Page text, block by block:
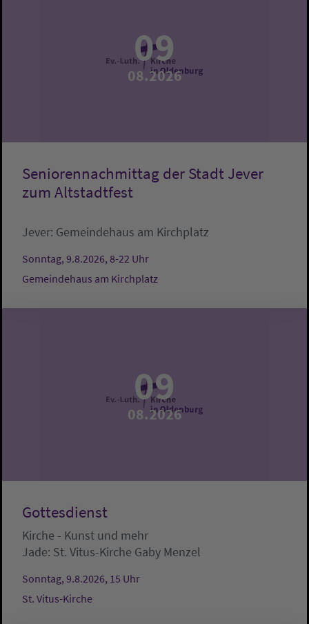
09
08.2026
Seniorennachmittag der Stadt Jever
zum Altstadtfest
Jever: Gemeindehaus am Kirchplatz
Sonntag, 9.8.2026, 8-22 Uhr
Gemeindehaus am Kirchplatz
09
08.2026
Gottesdienst
Kirche - Kunst und mehr
Jade: St. Vitus-Kirche Gaby Menzel
Sonntag, 9.8.2026, 15 Uhr
St. Vitus-Kirche